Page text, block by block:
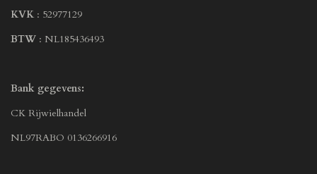
KVK : 52977129
BTW : NL185436493
Bank gegevens:
CK Rijwielhandel
NL97RABO 0136266916